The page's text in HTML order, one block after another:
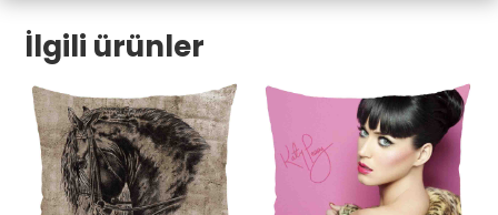
adet
İlgili ürünler